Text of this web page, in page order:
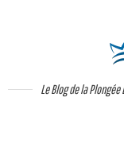
Le Blog de la